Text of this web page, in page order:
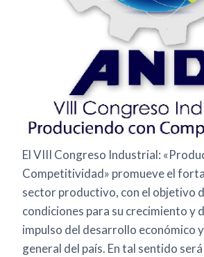
El VIII Congreso Industrial:
Competitividad» promueve el
sector productivo, con el objetivo
condiciones para su crecimiento y
impulso del desarrollo económico
general del país. En tal sentido